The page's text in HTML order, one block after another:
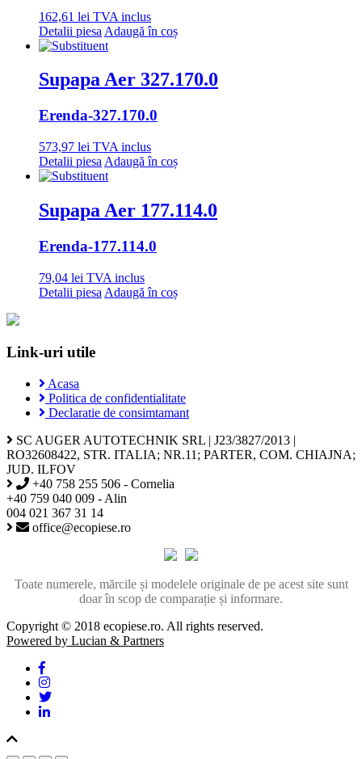
162,61 lei TVA inclus
Detalii piesa Adaugă în coș
Supapa Aer 327.170.0
Erenda-327.170.0
573,97 lei TVA inclus
Detalii piesa Adaugă în coș
Supapa Aer 177.114.0
Erenda-177.114.0
79,04 lei TVA inclus
Detalii piesa Adaugă în coș
Link-uri utile
Acasa
Politica de confidentialitate
Declaratie de consimtamant
SC AUGER AUTOTECHNIK SRL | J23/3827/2013 |
RO32608422, STR. ITALIA; NR.11; PARTER, COM. CHIAJNA;
JUD. ILFOV
+40 758 255 506 - Cornelia
+40 759 040 009 - Alin
004 021 367 31 14
office@ecopiese.ro
Toate numerele, mărcile și modelele originale de pe acest site sunt
doar în scop de comparație și informare.
Copyright © 2018 ecopiese.ro. All rights reserved.
Powered by Lucian & Partners